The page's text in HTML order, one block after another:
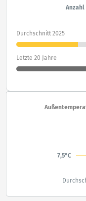
Anzahl
Durchschnitt 2025
Letzte 20 Jahre
7,5°C